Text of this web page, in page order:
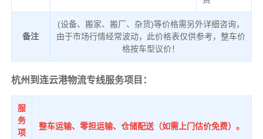
备注
(设备、搬家、搬厂、杂货)等价格需另外详细咨询，
由于市场行情经常波动，此价格表仅供参考，整车价
格按车型议价！
杭州到连云港物流专线服务项目：
服
务
项
整车运输、零担运输、仓储配送（如需上门估价免费）。